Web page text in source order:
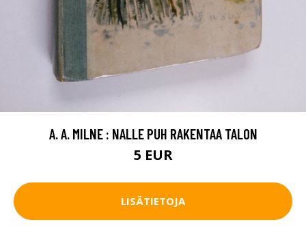
A. A. MILNE : NALLE PUH RAKENTAA TALON
5 EUR
LISÄTIETOJA